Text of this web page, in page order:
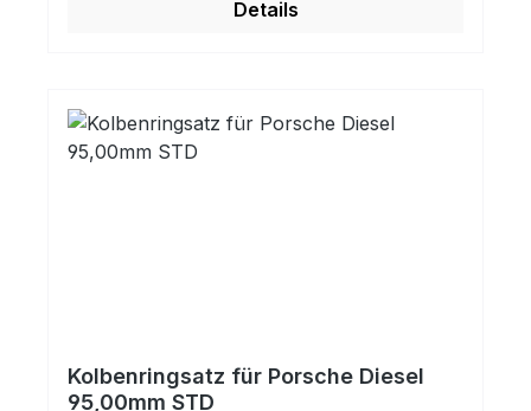
Details
Kolbenringsatz für Porsche Diesel
95,00mm STD